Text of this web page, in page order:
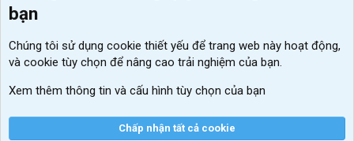
bạn
Chúng tôi sử dụng cookie thiết yếu để trang web này hoạt động,
và cookie tùy chọn để nâng cao trải nghiệm của bạn.
Xem thêm thông tin và cấu hình tùy chọn của bạn
Chấp nhận tất cả cookie